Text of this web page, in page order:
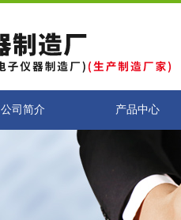
公司简介 产品中心